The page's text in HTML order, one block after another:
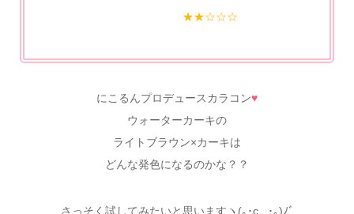
★★☆☆☆
にこるんプロデュースカラコン♥
ウォーターカーキの
ライトブラウン×カーキは
どんな発色になるのかな？？
さっそく試してみたいと思いますヽ(｡･c_,･｡)ﾉﾞ